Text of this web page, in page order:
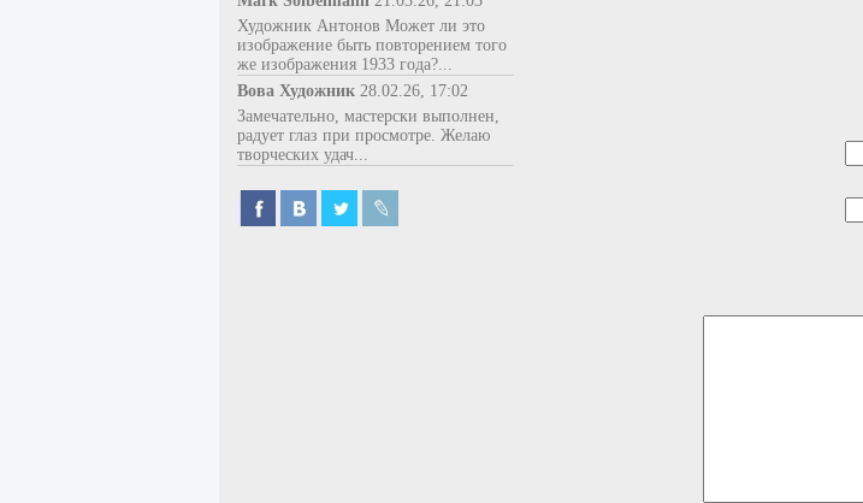
Художник Антонов Может ли это
изображение быть повторением того
же изображения 1933 года?...
Вова Художник 28.02.26, 17:02
Замечательно, мастерски выполнен,
радует глаз при просмотре. Желаю
творческих удач...